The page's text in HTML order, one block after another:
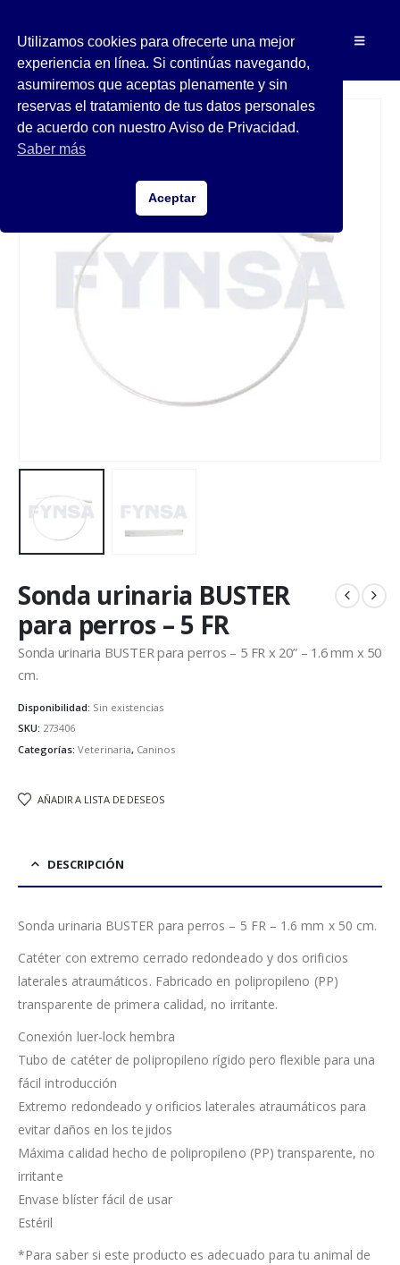
Sonda urinaria BUSTER
para perros – 5 FR
Sonda urinaria BUSTER para perros – 5 FR x 20” – 1.6 mm x 50
cm.
Disponibilidad: Sin existencias
SKU: 273406
Categorías: Veterinaria, Caninos
AÑADIR A LISTA DE DESEOS
DESCRIPCIÓN
Sonda urinaria BUSTER para perros – 5 FR – 1.6 mm x 50 cm.
Catéter con extremo cerrado redondeado y dos orificios
laterales atraumáticos. Fabricado en polipropileno (PP)
transparente de primera calidad, no irritante.
Conexión luer-lock hembra
Tubo de catéter de polipropileno rígido pero flexible para una
fácil introducción
Extremo redondeado y orificios laterales atraumáticos para
evitar daños en los tejidos
Máxima calidad hecho de polipropileno (PP) transparente, no
irritante
Envase blíster fácil de usar
Estéril
*Para saber si este producto es adecuado para tu animal de
Utilizamos cookies para ofrecerte una mejor
experiencia en línea. Si continúas navegando,
asumiremos que aceptas plenamente y sin
reservas el tratamiento de tus datos personales
de acuerdo con nuestro Aviso de Privacidad.
Saber más
Aceptar